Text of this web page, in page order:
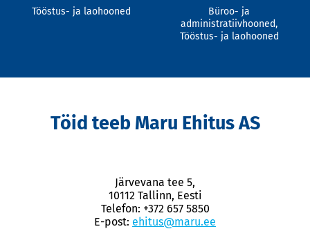
Tööstus- ja laohooned
Büroo- ja
administratiivhooned,
Tööstus- ja laohooned
Töid teeb Maru Ehitus AS
Järvevana tee 5,
10112 Tallinn, Eesti
Telefon: +372 657 5850
E-post: ehitus@maru.ee